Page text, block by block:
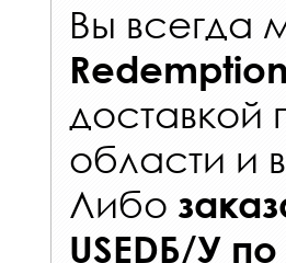
Вы всегда
доставкой
области и
Либо
USEDБ/У